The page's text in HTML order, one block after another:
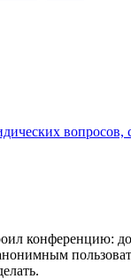
вопросов,